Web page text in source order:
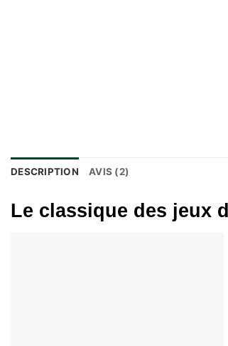
DESCRIPTION AVIS (2)
Le classique des jeux